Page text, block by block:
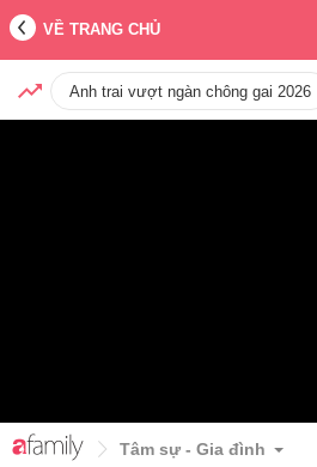
VỀ TRANG CHỦ
Anh trai vượt ngàn chông gai 2026
Tâm sự - Gia đình